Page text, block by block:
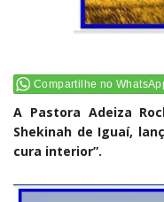
Compartilhe no
A Pastora Adeiza
Shekinah de Iguaí,
cura interior”.